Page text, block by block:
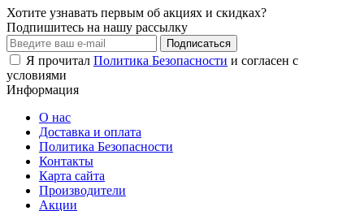
Хотите узнавать первым об акциях и скидках?
Подпишитесь на нашу рассылку
Подписаться
Я прочитал Политика Безопасности и согласен с
условиями
Информация
О нас
Доставка и оплата
Политика Безопасности
Контакты
Карта сайта
Производители
Акции